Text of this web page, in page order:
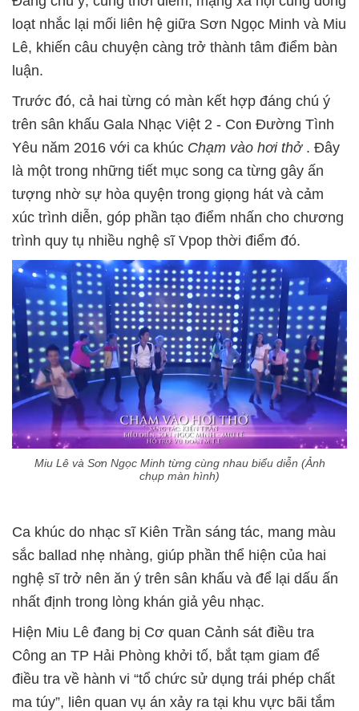
loạt nhắc lại mối liên hệ giữa Sơn Ngọc Minh và Miu
Lê, khiến câu chuyện càng trở thành tâm điểm bàn
luận.
Trước đó, cả hai từng có màn kết hợp đáng chú ý
trên sân khấu Gala Nhạc Việt 2 - Con Đường Tình
Yêu năm 2016 với ca khúc Chạm vào hơi thở . Đây
là một trong những tiết mục song ca từng gây ấn
tượng nhờ sự hòa quyện trong giọng hát và cảm
xúc trình diễn, góp phần tạo điểm nhấn cho chương
trình quy tụ nhiều nghệ sĩ Vpop thời điểm đó.
Miu Lê và Sơn Ngọc Minh từng cùng nhau biểu diễn (Ảnh
chụp màn hình)
Ca khúc do nhạc sĩ Kiên Trần sáng tác, mang màu
sắc ballad nhẹ nhàng, giúp phần thể hiện của hai
nghệ sĩ trở nên ăn ý trên sân khấu và để lại dấu ấn
nhất định trong lòng khán giả yêu nhạc.
Hiện Miu Lê đang bị Cơ quan Cảnh sát điều tra
Công an TP Hải Phòng khởi tố, bắt tạm giam để
điều tra về hành vi “tổ chức sử dụng trái phép chất
ma túy”, liên quan vụ án xảy ra tại khu vực bãi tắm